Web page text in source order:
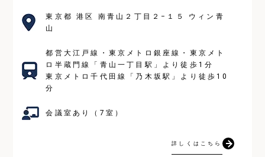
東京都 港区 南青山２丁目２−１５ ウィン青
山
都営大江戸線・東京メトロ銀座線・東京メト
ロ半蔵門線「青山一丁目駅」より徒歩1分
東京メトロ千代田線「乃木坂駅」より徒歩10
分
会議室あり（7室）
詳しくはこちら